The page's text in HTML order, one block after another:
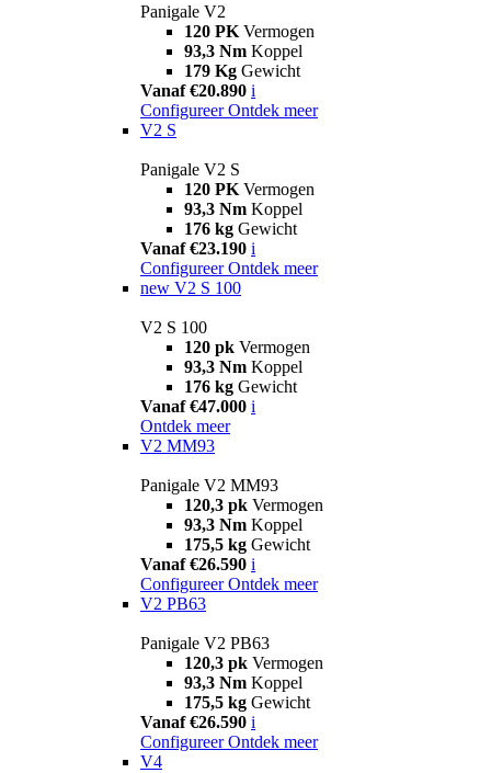
Panigale V2
120 PK Vermogen
93,3 Nm Koppel
179 Kg Gewicht
Vanaf €20.890 i
Configureer Ontdek meer
V2 S
Panigale V2 S
120 PK Vermogen
93,3 Nm Koppel
176 kg Gewicht
Vanaf €23.190 i
Configureer Ontdek meer
new V2 S 100
V2 S 100
120 pk Vermogen
93,3 Nm Koppel
176 kg Gewicht
Vanaf €47.000 i
Ontdek meer
V2 MM93
Panigale V2 MM93
120,3 pk Vermogen
93,3 Nm Koppel
175,5 kg Gewicht
Vanaf €26.590 i
Configureer Ontdek meer
V2 PB63
Panigale V2 PB63
120,3 pk Vermogen
93,3 Nm Koppel
175,5 kg Gewicht
Vanaf €26.590 i
Configureer Ontdek meer
V4